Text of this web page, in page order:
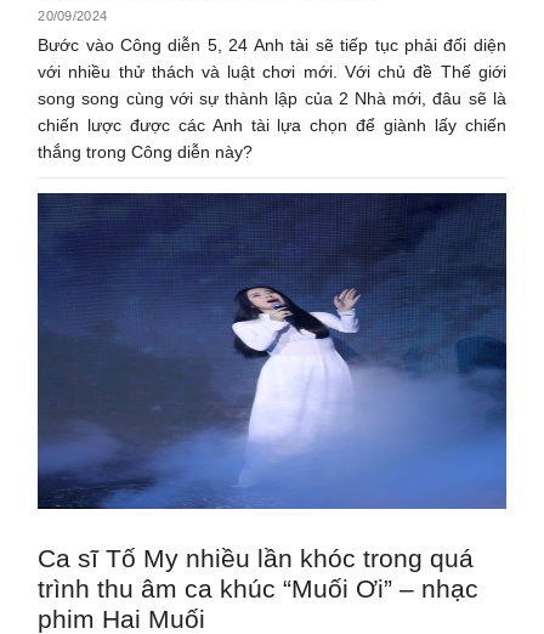
20/09/2024
Bước vào Công diễn 5, 24 Anh tài sẽ tiếp tục phải đối diện
với nhiều thử thách và luật chơi mới. Với chủ đề Thế giới
song song cùng với sự thành lập của 2 Nhà mới, đâu sẽ là
chiến lược được các Anh tài lựa chọn để giành lấy chiến
thắng trong Công diễn này?
Ca sĩ Tố My nhiều lần khóc trong quá
trình thu âm ca khúc “Muối Ơi” – nhạc
phim Hai Muối